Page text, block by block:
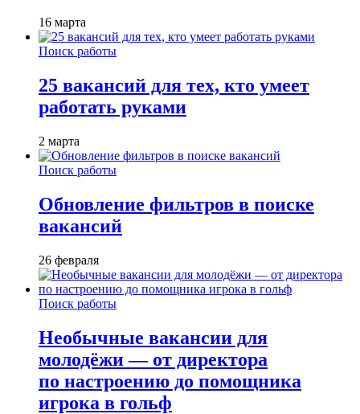
16 марта
Поиск работы
25 вакансий для тех, кто умеет
работать руками
2 марта
Поиск работы
Обновление фильтров в поиске
вакансий
26 февраля
Поиск работы
Необычные вакансии для
молодёжи — от директора
по настроению до помощника
игрока в гольф